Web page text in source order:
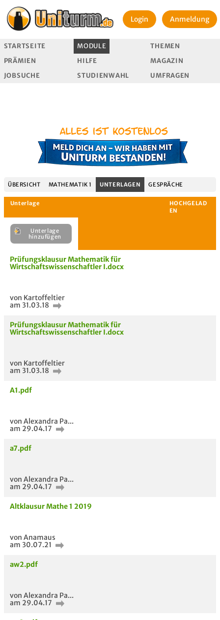
Login Anmeldung
STARTSEITE MODULE
THEMEN
PRÄMIEN
HILFE
MAGAZIN
JOBSUCHE
STUDIENWAHL UMFRAGEN
ÜBERSICHT MATHEMATIK 1 UNTERLAGEN GESPRÄCHE
Unterlage
hinzufügen
Prüfungsklausur Mathematik für
Wirtschaftswissenschaftler I.docx
von Kartoffeltier
am 31.03.18
Prüfungsklausur Mathematik für
Wirtschaftswissenschaftler I.docx
von Kartoffeltier
am 31.03.18
A1.pdf
von Alexandra Pa...
am 29.04.17
a7.pdf
von Alexandra Pa...
am 29.04.17
Altklausur Mathe 1 2019
von Anamaus
am 30.07.21
aw2.pdf
von Alexandra Pa...
am 29.04.17